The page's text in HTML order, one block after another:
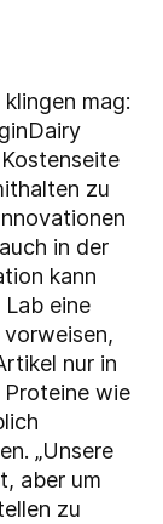
mag:
zu
in der
kann
eine
nur in
Proteine wie
„Unsere
aber um
zu